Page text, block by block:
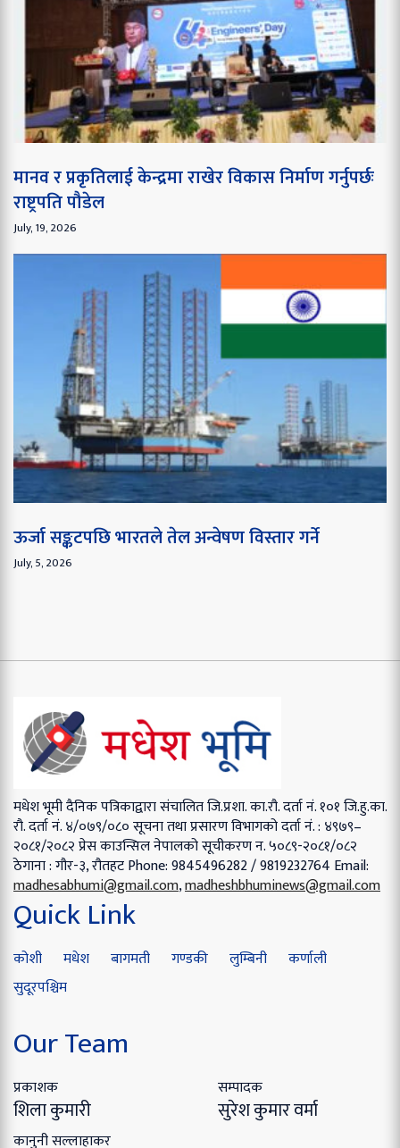
मानव र प्रकृतिलाई केन्द्रमा राखेर विकास निर्माण गर्नुपर्छः
राष्ट्रपति पौडेल
July, 19, 2026
ऊर्जा सङ्कटपछि भारतले तेल अन्वेषण विस्तार गर्ने
July, 5, 2026
मधेश भूमी दैनिक पत्रिकाद्वारा संचालितजि.प्रशा. का.रौ. दर्ता नं. १०१जि.हु.का.
रौ. दर्ता नं. ४/०७९/०८०सूचना तथा प्रसारण विभागको दर्ता नं. : ४९७९–
२०८१/२०८२प्रेस काउन्सिल नेपालको सूचीकरण न. ५०८९-२०८१/०८२
ठेगाना : गौर-३, रौतहटPhone: 9845496282 / 9819232764 Email:
madhesabhumi@gmail.com,madheshbhuminews@gmail.com
Quick Link
कोशी मधेश बागमती गण्डकी लुम्बिनी
कर्णाली
सुदूरपश्चिम
Our Team
प्रकाशक
शिला कुमारी
सम्पादक
सुरेश कुमार वर्मा
कानुनी सल्लाहाकर